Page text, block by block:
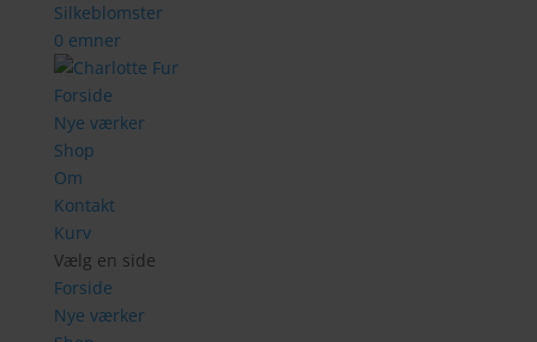
Silkeblomster
0 emner
Forside
Nye værker
Shop
Om
Kontakt
Kurv
Vælg en side
Forside
Nye værker